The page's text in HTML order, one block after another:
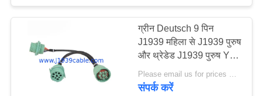
कार ओबीडी केबल
10
ग्रीन Deutsch 9 पिन
J1939 महिला से J1939 पुरुष
और थ्रेडेड J1939 पुरुष Y
एडेप्टर केबल
संपर्क करें